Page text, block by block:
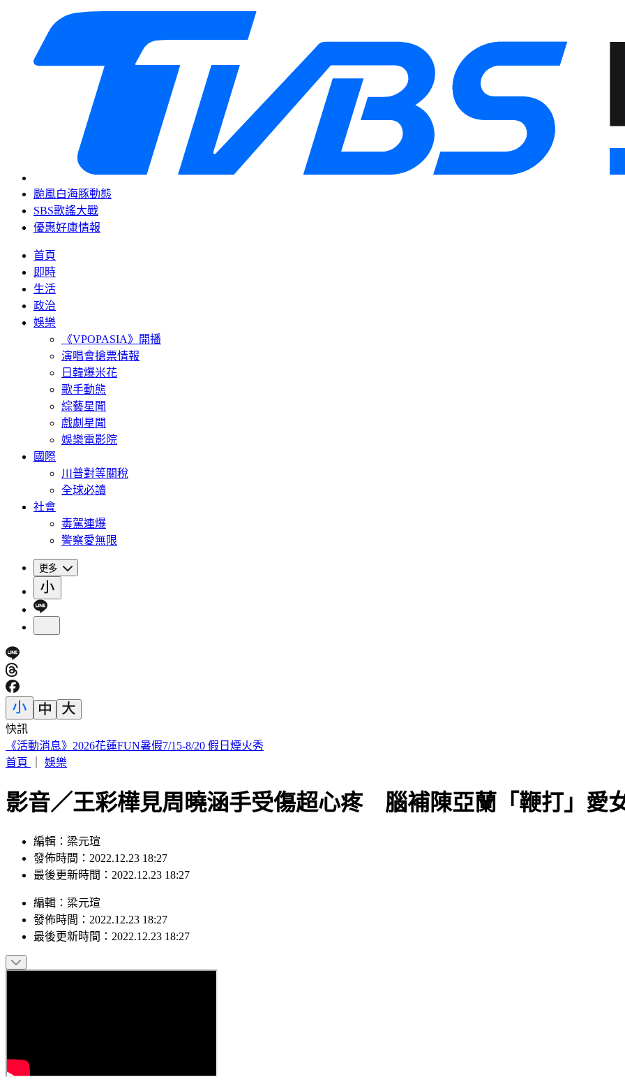
颱風白海豚動態
SBS歌謠大戰
優惠好康情報
首頁
即時
生活
政治
娛樂
《VPOPASIA》開播
演唱會搶票情報
日韓爆米花
歌手動態
綜藝星聞
戲劇星聞
娛樂電影院
國際
川普對等關稅
全球必讀
社會
毒駕連爆
警察愛無限
更多
快訊
印度女與兄大吵後暴走！ 竟朝9月大姪子嘴裡「猛灌強力膠」
首頁
娛樂
影音／王彩樺見周曉涵手受傷超心疼 腦補陳亞蘭「鞭打」愛
編輯：梁元瑄
發佈時間：2022.12.23 18:27
最後更新時間：2022.12.23 18:27
編輯 ： 梁元瑄
發佈時間： 2022.12.23 18:27
最後更新時間： 2022.12.23 18:27